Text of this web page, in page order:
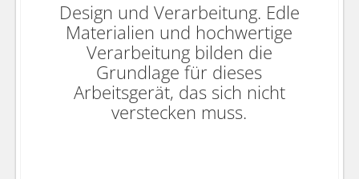
Design und Verarbeitung. Edle
Materialien und hochwertige
Verarbeitung bilden die
Grundlage für dieses
Arbeitsgerät, das sich nicht
verstecken muss.